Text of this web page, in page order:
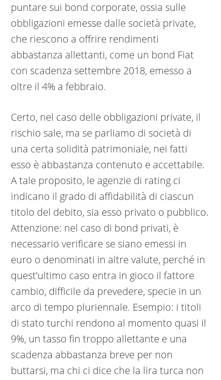
puntare sui bond corporate, ossia sulle
obbligazioni emesse dalle società private,
che riescono a offrire rendimenti
abbastanza allettanti, come un bond Fiat
con scadenza settembre 2018, emesso a
oltre il 4% a febbraio.
Certo, nel caso delle obbligazioni private, il
rischio sale, ma se parliamo di società di
una certa solidità patrimoniale, nei fatti
esso è abbastanza contenuto e accettabile.
A tale proposito, le agenzie di rating ci
indicano il grado di affidabilità di ciascun
titolo del debito, sia esso privato o pubblico.
Attenzione: nel caso di bond privati, è
necessario verificare se siano emessi in
euro o denominati in altre valute, perché in
quest’ultimo caso entra in gioco il fattore
cambio, difficile da prevedere, specie in un
arco di tempo pluriennale. Esempio: i titoli
di stato turchi rendono al momento quasi il
9%, un tasso fin troppo allettante e una
scadenza abbastanza breve per non
buttarsi, ma chi ci dice che la lira turca non